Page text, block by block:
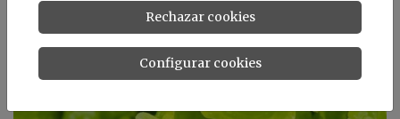
Rechazar cookies
Configurar cookies